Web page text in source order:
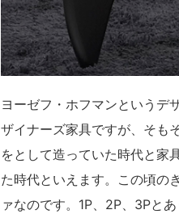
ヨーゼフ・ホフマンというデ
ザイナーズ家具ですが、そも
をとして造っていた時代と家
た時代といえます。この頃の
ァなのです。1P、2P、3Pと